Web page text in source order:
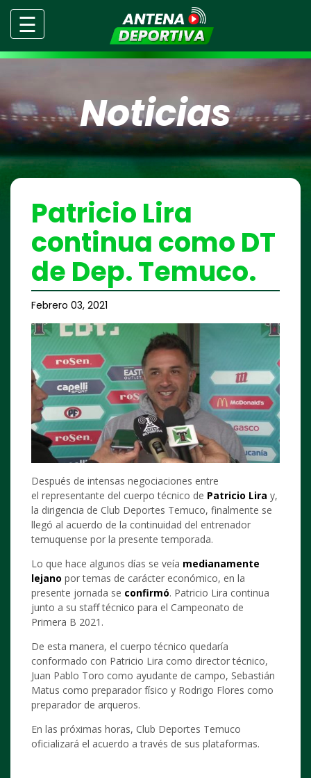
☰
Noticias
Patricio Lira
continua como DT
de Dep. Temuco.
Febrero 03, 2021
Después de intensas negociaciones entre
el representante del cuerpo técnico de Patricio Lira y,
la dirigencia de Club Deportes Temuco, finalmente se
llegó al acuerdo de la continuidad del entrenador
temuquense por la presente temporada.
Lo que hace algunos días se veía medianamente
lejano por temas de carácter económico, en la
presente jornada se confirmó. Patricio Lira continua
junto a su staff técnico para el Campeonato de
Primera B 2021.
De esta manera, el cuerpo técnico quedaría
conformado con Patricio Lira como director técnico,
Juan Pablo Toro como ayudante de campo, Sebastián
Matus como preparador físico y Rodrigo Flores como
preparador de arqueros.
En las próximas horas, Club Deportes Temuco
oficializará el acuerdo a través de sus plataformas.